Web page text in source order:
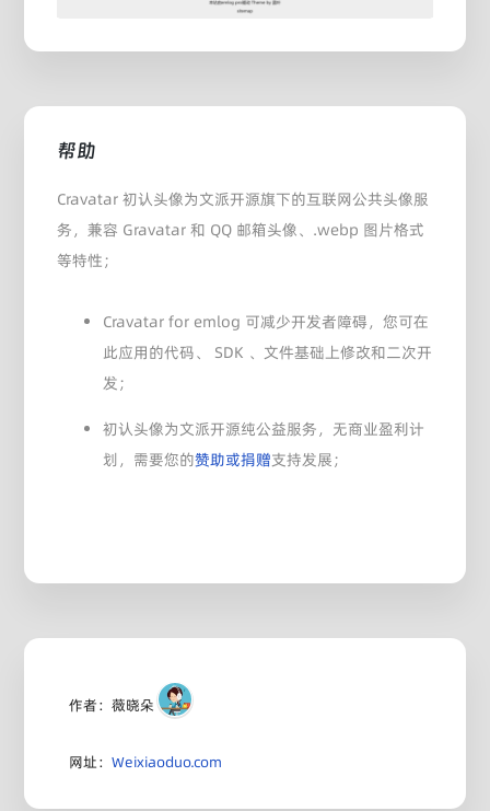
帮助
Cravatar 初认头像为文派开源旗下的互联网公共头像服
务，兼容 Gravatar 和 QQ 邮箱头像、.webp 图片格式
等特性；
Cravatar for emlog 可减少开发者障碍，您可在
此应用的代码、 SDK 、文件基础上修改和二次开
发；
初认头像为文派开源纯公益服务，无商业盈利计
划，需要您的赞助或捐赠支持发展；
作者：薇晓朵
网址： Weixiaoduo.com